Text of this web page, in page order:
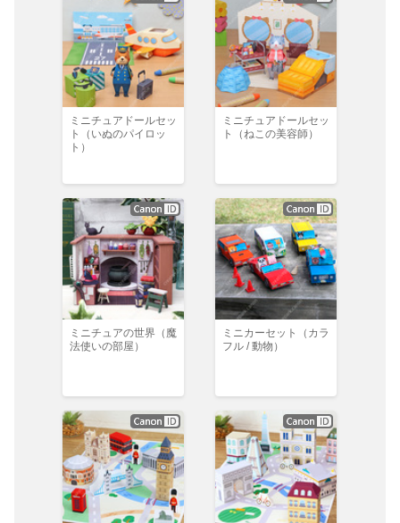
ミニチュアドールセッ
ト（いぬのパイロッ
ト）
ミニチュアドールセッ
ト（ねこの美容師）
ミニチュアの世界（魔
法使いの部屋）
ミニカーセット（カラ
フル / 動物）